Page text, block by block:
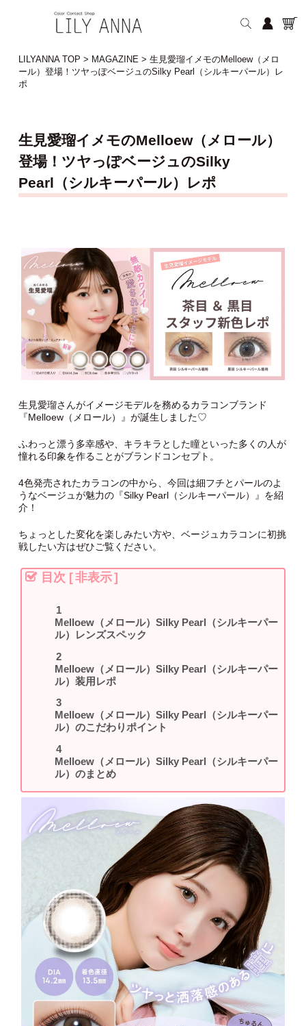
LILYANNA TOP > MAGAZINE> 生見愛瑠イメモのMelloew（メロ
ール）登場！ツヤっぽベージュのSilky Pearl（シルキーパール）レ
ポ
生見愛瑠イメモのMelloew（メロール）
登場！ツヤっぽベージュのSilky
Pearl（シルキーパール）レポ
生見愛瑠さんがイメージモデルを務めるカラコンブランド
『Melloew（メロール）』が誕生しました♡
ふわっと漂う多幸感や、キラキラとした瞳といった多くの人が
憧れる印象を作ることがブランドコンセプト。
4色発売されたカラコンの中から、今回は細フチとパールのよ
うなベージュが魅力の『Silky Pearl（シルキーパール）』を紹
介！
ちょっとした変化を楽しみたい方や、ベージュカラコンに初挑
戦したい方はぜひご覧ください。
目次 [非表示]
Melloew（メロール）Silky Pearl（シルキーパー
ル）レンズスペック
Melloew（メロール）Silky Pearl（シルキーパー
ル）装用レポ
Melloew（メロール）Silky Pearl（シルキーパー
ル）のこだわりポイント
Melloew（メロール）Silky Pearl（シルキーパー
ル）のまとめ